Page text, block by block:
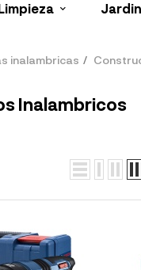
inalambricas
Inalambricos